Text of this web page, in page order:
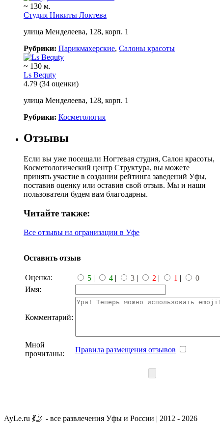
~ 130 м.
Студия Никиты Локтева
улица Менделеева, 128, корп. 1
Рубрики: Парикмахерские, Салоны красоты
~ 130 м.
Ls Bequty
4.79 (34 оценки)
улица Менделеева, 128, корп. 1
Рубрики: Косметология
Отзывы
Если вы уже посещали Ногтевая студия, Салон красоты,
Косметологический центр Структура, вы можете
принять участие в создании рейтинга заведений Уфы,
поставив оценку или оставив свой отзыв. Мы и наши
пользователи будем вам благодарны.
Читайте также:
Все отзывы на огранизации в Уфе
Оставить отзыв
Оценка: 5 | 4 | 3 | 2 | 1 |
0
Имя:
Комментарий:
Мной
прочитаны:
Правила размещения отзывов
AyLe.ru 💃🤳 - все развлечения Уфы и России | 2012 - 2026